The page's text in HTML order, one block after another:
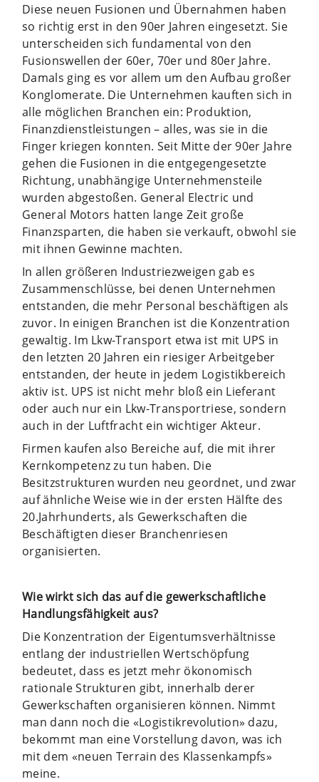
Diese neuen Fusionen und Übernahmen haben
so richtig erst in den 90er Jahren eingesetzt. Sie
unterscheiden sich fundamental von den
Fusionswellen der 60er, 70er und 80er Jahre.
Damals ging es vor allem um den Aufbau großer
Konglomerate. Die Unternehmen kauften sich in
alle möglichen Branchen ein: Produktion,
Finanzdienstleistungen – alles, was sie in die
Finger kriegen konnten. Seit Mitte der 90er Jahre
gehen die Fusionen in die entgegengesetzte
Richtung, unabhängige Unternehmensteile
wurden abgestoßen. General Electric und
General Motors hatten lange Zeit große
Finanzsparten, die haben sie verkauft, obwohl sie
mit ihnen Gewinne machten.
In allen größeren Industriezweigen gab es
Zusammenschlüsse, bei denen Unternehmen
entstanden, die mehr Personal beschäftigen als
zuvor. In einigen Branchen ist die Konzentration
gewaltig. Im Lkw-Transport etwa ist mit UPS in
den letzten 20 Jahren ein riesiger Arbeitgeber
entstanden, der heute in jedem Logistikbereich
aktiv ist. UPS ist nicht mehr bloß ein Lieferant
oder auch nur ein Lkw-Transportriese, sondern
auch in der Luftfracht ein wichtiger Akteur.
Firmen kaufen also Bereiche auf, die mit ihrer
Kernkompetenz zu tun haben. Die
Besitzstrukturen wurden neu geordnet, und zwar
auf ähnliche Weise wie in der ersten Hälfte des
20.Jahrhunderts, als Gewerkschaften die
Beschäftigten dieser Branchenriesen
organisierten.
Wie wirkt sich das auf die gewerkschaftliche
Handlungsfähigkeit aus?
Die Konzentration der Eigentumsverhältnisse
entlang der industriellen Wertschöpfung
bedeutet, dass es jetzt mehr ökonomisch
rationale Strukturen gibt, innerhalb derer
Gewerkschaften organisieren können. Nimmt
man dann noch die «Logistikrevolution» dazu,
bekommt man eine Vorstellung davon, was ich
mit dem «neuen Terrain des Klassenkampfs»
meine.